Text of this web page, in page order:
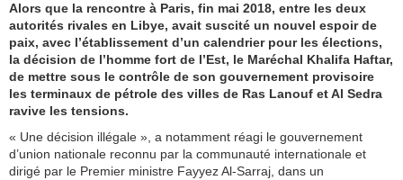
Alors que la rencontre à Paris, fin mai 2018, entre les deux
autorités rivales en Libye, avait suscité un nouvel espoir de
paix, avec l’établissement d’un calendrier pour les élections,
la décision de l’homme fort de l’Est, le Maréchal Khalifa Haftar,
de mettre sous le contrôle de son gouvernement provisoire
les terminaux de pétrole des villes de Ras Lanouf et Al Sedra
ravive les tensions.
« Une décision illégale », a notamment réagi le gouvernement
d’union nationale reconnu par la communauté internationale et
dirigé par le Premier ministre Fayyez Al-Sarraj, dans un